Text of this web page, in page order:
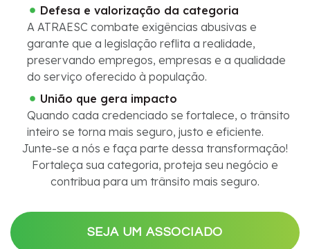
Defesa e valorização da categoria
A ATRAESC combate exigências abusivas e
garante que a legislação reflita a realidade,
preservando empregos, empresas e a qualidade
do serviço oferecido à população.
União que gera impacto
Quando cada credenciado se fortalece, o trânsito
inteiro se torna mais seguro, justo e eficiente.
Junte-se a nós e faça parte dessa transformação!
Fortaleça sua categoria, proteja seu negócio e
contribua para um trânsito mais seguro.
SEJA UM ASSOCIADO